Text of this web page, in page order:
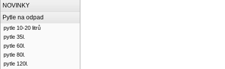
NOVINKY
Pytle na odpad
pytle 10-20 litrů
pytle 35l.
pytle 60l.
pytle 80l.
pytle 120l.